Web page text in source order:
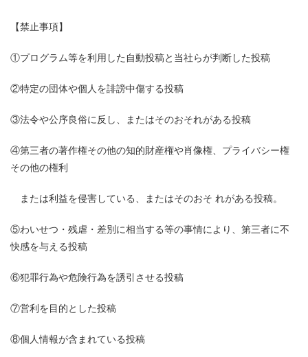
【禁止事項】
①プログラム等を利用した自動投稿と当社らが判断した投稿
②特定の団体や個人を誹謗中傷する投稿
③法令や公序良俗に反し、またはそのおそれがある投稿
④第三者の著作権その他の知的財産権や肖像権、プライバシー権
その他の権利
または利益を侵害している、またはそのおそ れがある投稿。
⑤わいせつ・残虐・差別に相当する等の事情により、第三者に不
快感を与える投稿
⑥犯罪行為や危険行為を誘引させる投稿
⑦営利を目的とした投稿
⑧個人情報が含まれている投稿